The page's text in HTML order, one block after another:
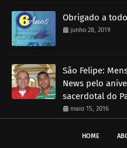
Obrigado a
junho 28, 2019
São Felipe:
News pelo
sacerdotal do
maio 15, 2016
HOME